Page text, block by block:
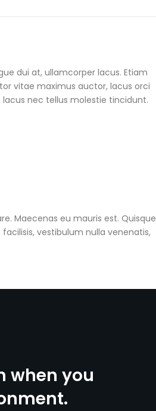
dui at, ullamcorper lacus. Etiam
vitae maximus auctor, lacus orci
nec tellus molestie tincidunt.
Maecenas eu mauris est. Quisque
vestibulum nulla venenatis,
when you